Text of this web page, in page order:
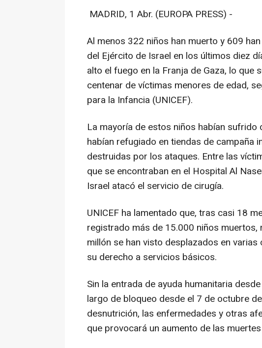
MADRID, 1 Abr. (EUROPA PRESS) -
Al menos 322 niños han muerto y 609
del Ejército de Israel en los últimos diez
alto el fuego en la Franja de Gaza, lo que
centenar de víctimas menores de edad,
para la Infancia (UNICEF).
La mayoría de estos niños habían
habían refugiado en tiendas de campaña
destruidas por los ataques. Entre las
que se encontraban en el Hospital Al
Israel atacó el servicio de cirugía.
UNICEF ha lamentado que, tras casi 18
registrado más de 15.000 niños
millón se han visto desplazados en
su derecho a servicios básicos.
Sin la entrada de ayuda humanitaria
largo de bloqueo desde el 7 de octubre
desnutrición, las enfermedades y otras
que provocará un aumento de las